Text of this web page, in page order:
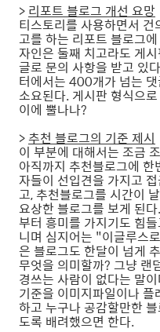
> 리포트 블로그 개선 요망
티스토리를 사용하면서
고를 하는 리포트 블로그
자인은 둘째 치고라도 게
글로 문의 사항을 받고 있
터에서는 400개가 넘는
소요된다. 게시판 형식으
이에 뿔나나?
>추천 블로그의 기준 제시
이 부분에 대해서는 조금
아직까지 추천블로그에
자들이 선입견을 가지고
고, 추천블로그를 시간이
요상한 블로그를 보게 된
부터 흥미를 가지기도 힘
니며 심지어는 "이글루스
은 블로그도 한달이 넘게
무엇을 의미할까? 그냥 랜
경쓰는 사람이 없다는 말
기준을 이미지파일이나
하고 누구나 공감할만한
도록 배려했으면 한다.